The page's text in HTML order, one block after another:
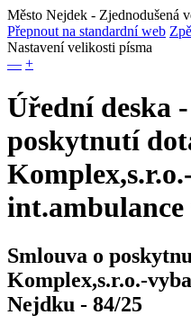
Město Nejdek - Zjednodušená
Přepnout na standardní web
Nastavení velikosti písma
— +
Úřední deska
poskytnutí
Smlouva o
Komplex,s.r.o.-
Nejdku - 84/25